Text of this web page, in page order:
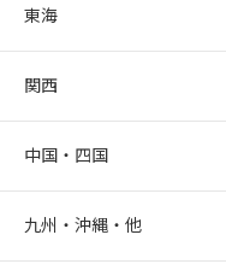
東海
関西
中国・四国
九州・沖縄・他